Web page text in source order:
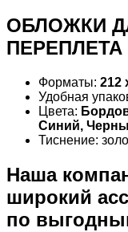
ОБЛОЖКИ
ПЕРЕПЛЕТА
Форматы: 212
Удобная
Цвета:
Синий,
Тиснение:
Наша
широкий
по